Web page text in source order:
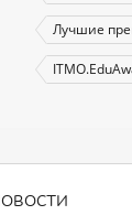
Лучшие